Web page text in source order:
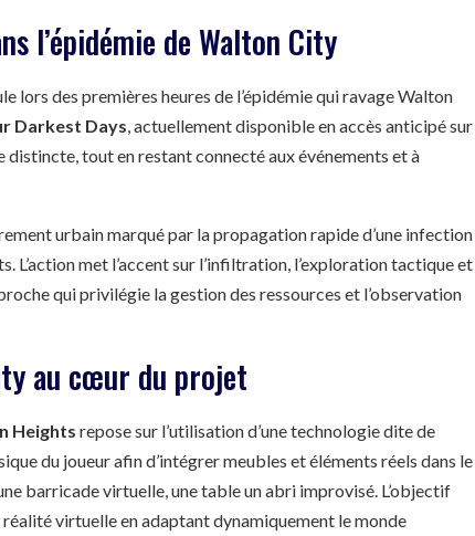
l’épidémie de Walton City
lors des premières heures de l’épidémie qui ravage Walton
Darkest Days , actuellement disponible en accès anticipé sur
distincte, tout en restant connecté aux événements et à
urbain marqué par la propagation rapide d’une infection
met l’accent sur l’infiltration, l’exploration tactique et
qui privilégie la gestion des ressources et l’observation
au cœur du projet
Heights repose sur l’utilisation d’une technologie dite de
du joueur afin d’intégrer meubles et éléments réels dans le
barricade virtuelle, une table un abri improvisé. L’objectif
virtuelle en adaptant dynamiquement le monde